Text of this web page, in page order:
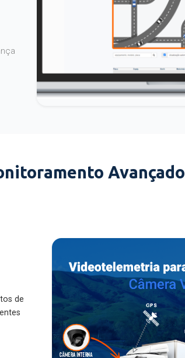
Avançado
de